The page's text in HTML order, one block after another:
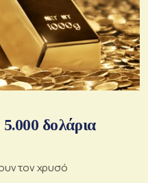
δολάρια
τον χρυσό